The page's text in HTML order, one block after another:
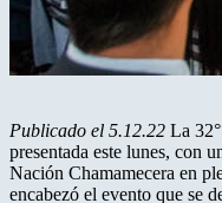
Publicado el 5.12.22 La
presentada este lunes, con
Nación Chamamecera en
encabezó el evento que se